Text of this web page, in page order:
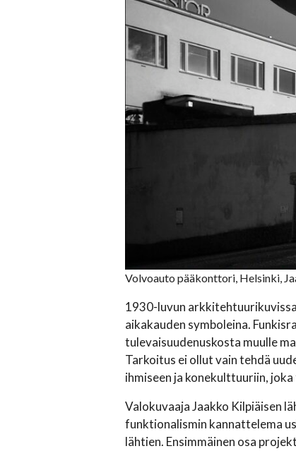
Volvoauto pääkonttori, Helsinki,
1930-luvun
aikakauden symboleina.
tulevaisuudenuskosta muulle
Tarkoitus ei ollut vain tehdä
ihmiseen ja konekulttuuriin,
Valokuvaaja Jaakko Kilpiäisen
funktionalismin kannattelema
lähtien. Ensimmäinen osa